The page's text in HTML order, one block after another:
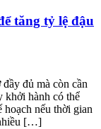
tăng tỷ lệ đậu
đủ mà còn cần
khởi hành có thể
nếu thời gian
[…]